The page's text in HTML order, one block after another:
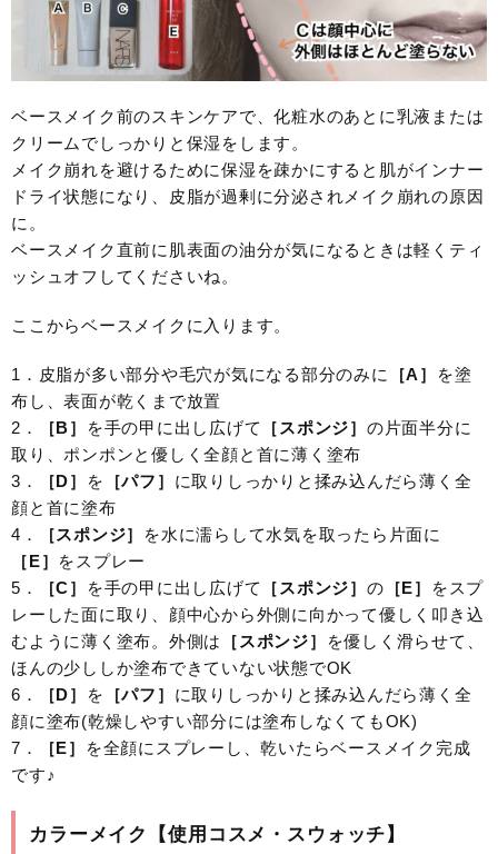
ベースメイク前のスキンケアで、化粧水のあとに乳液または
クリームでしっかりと保湿をします。
メイク崩れを避けるために保湿を疎かにすると肌がインナー
ドライ状態になり、皮脂が過剰に分泌されメイク崩れの原因
に。
ベースメイク直前に肌表面の油分が気になるときは軽くティ
ッシュオフしてくださいね。
ここからベースメイクに入ります。
1．皮脂が多い部分や毛穴が気になる部分のみに ［A］
を塗
布し、表面が乾くまで放置
2．
［B］ を手の甲に出し広げて ［スポンジ］ の片面半分に
取り、ポンポンと優しく全顔と首に薄く塗布
3．
［D］ を ［パフ］ に取りしっかりと揉み込んだら薄く全
顔と首に塗布
4．
［スポンジ］
を水に濡らして水気を取ったら片面に
［E］
をスプレー
5．
［C］ を手の甲に出し広げて ［スポンジ］ の ［E］
をスプ
レーした面に取り、顔中心から外側に向かって優しく叩き込
むように薄く塗布。外側は
［スポンジ］
を優しく滑らせて、
ほんの少ししか塗布できていない状態でOK
6．
［D］ を ［パフ］ に取りしっかりと揉み込んだら薄く全
顔に塗布(乾燥しやすい部分には塗布しなくてもOK)
7．
［E］
を全顔にスプレーし、乾いたらベースメイク完成
です♪
カラーメイク【使用コスメ・スウォッチ】